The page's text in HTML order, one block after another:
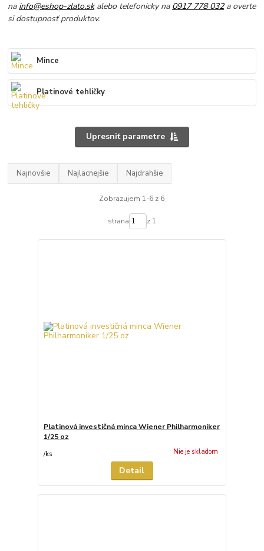
na info@eshop-zlato.skalebo telefonicky na 0917 778 032a overte
si dostupnosť produktov.
Mince
Platinové tehličky
Upresniť parametre
Najnovšie Najlacnejšie Najdrahšie
Zobrazujem 1-6 z 6
strana z 1
Platinová investičná minca Wiener Philharmoniker
1/25 oz
/ks Nie je skladom
Detail